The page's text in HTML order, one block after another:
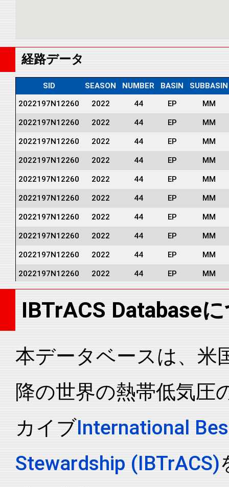
経路データ
SID SEASON NUMBER BASIN
SUBBASIN
2022197N12260
2022 44 EP MM
2022197N12260 2022 44 EP MM
2022197N12260 2022 44 EP MM
2022197N12260 2022 44 EP MM
2022197N12260 2022 44 EP MM
2022197N12260 2022 44 EP MM
2022197N12260 2022 44 EP MM
2022197N12260 2022 44 EP MM
2022197N12260 2022 44 EP MM
2022197N12260 2022 44 EP MM
2022197N12260 2022 44 EP MM
2022197N12260 2022 44 EP MM
2022197N12260 2022 44 EP MM
2022197N12260 EP MM
2022197N12260 2022 44 EP MM
2022197N12260 2022 44 EP MM
2022197N12260 2022 44 EP MM
IBTrACS Database
本データベースは、米
降の世界の熱帯低気圧
カイブInternational
Stewardship (IBTrACS)